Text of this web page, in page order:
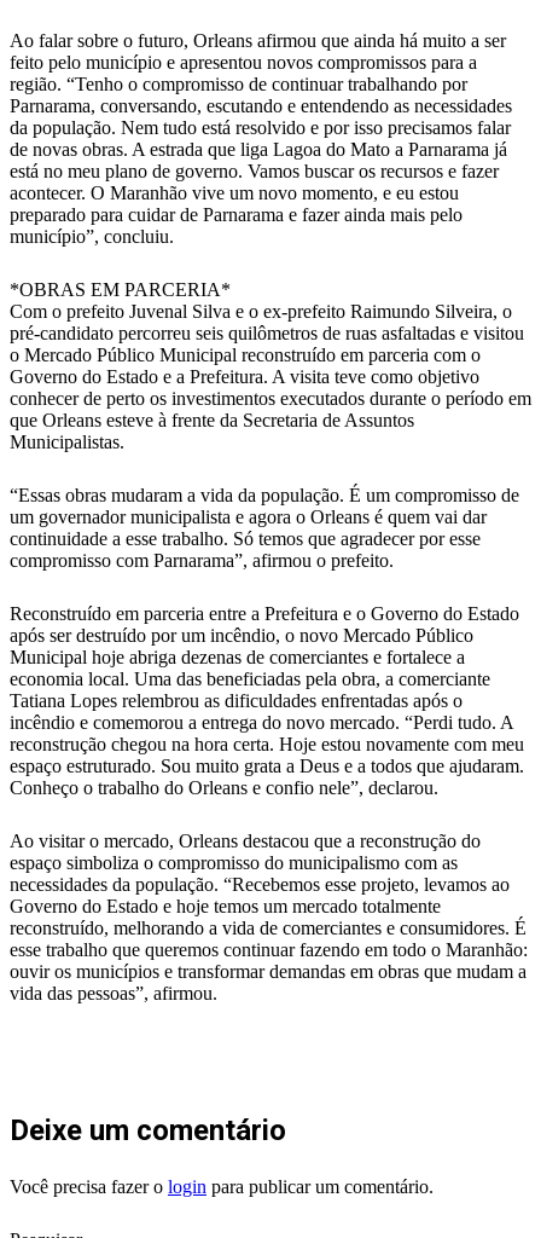
Ao falar sobre o futuro, Orleans afirmou que ainda há muito a ser
feito pelo município e apresentou novos compromissos para a
região. “Tenho o compromisso de continuar trabalhando por
Parnarama, conversando, escutando e entendendo as necessidades
da população. Nem tudo está resolvido e por isso precisamos falar
de novas obras. A estrada que liga Lagoa do Mato a Parnarama já
está no meu plano de governo. Vamos buscar os recursos e fazer
acontecer. O Maranhão vive um novo momento, e eu estou
preparado para cuidar de Parnarama e fazer ainda mais pelo
município”, concluiu.
*OBRAS EM PARCERIA*
Com o prefeito Juvenal Silva e o ex-prefeito Raimundo Silveira, o
pré-candidato percorreu seis quilômetros de ruas asfaltadas e visitou
o Mercado Público Municipal reconstruído em parceria com o
Governo do Estado e a Prefeitura. A visita teve como objetivo
conhecer de perto os investimentos executados durante o período em
que Orleans esteve à frente da Secretaria de Assuntos
Municipalistas.
“Essas obras mudaram a vida da população. É um compromisso de
um governador municipalista e agora o Orleans é quem vai dar
continuidade a esse trabalho. Só temos que agradecer por esse
compromisso com Parnarama”, afirmou o prefeito.
Reconstruído em parceria entre a Prefeitura e o Governo do Estado
após ser destruído por um incêndio, o novo Mercado Público
Municipal hoje abriga dezenas de comerciantes e fortalece a
economia local. Uma das beneficiadas pela obra, a comerciante
Tatiana Lopes relembrou as dificuldades enfrentadas após o
incêndio e comemorou a entrega do novo mercado. “Perdi tudo. A
reconstrução chegou na hora certa. Hoje estou novamente com meu
espaço estruturado. Sou muito grata a Deus e a todos que ajudaram.
Conheço o trabalho do Orleans e confio nele”, declarou.
Ao visitar o mercado, Orleans destacou que a reconstrução do
espaço simboliza o compromisso do municipalismo com as
necessidades da população. “Recebemos esse projeto, levamos ao
Governo do Estado e hoje temos um mercado totalmente
reconstruído, melhorando a vida de comerciantes e consumidores. É
esse trabalho que queremos continuar fazendo em todo o Maranhão:
ouvir os municípios e transformar demandas em obras que mudam a
vida das pessoas”, afirmou.
Deixe um comentário
Você precisa fazer o login para publicar um comentário.